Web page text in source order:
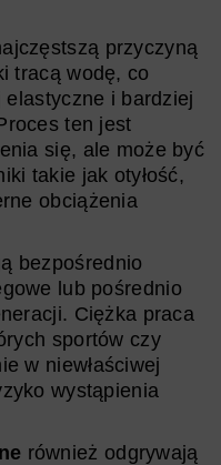
przyczyną
tracą wodę, co
i bardziej
ten jest
się, ale może być
takie jak otyłość,
obciążenia
bezpośrednio
lub pośrednio
Ciężka praca
sportów czy
w niewłaściwej
wystąpienia
również odgrywają